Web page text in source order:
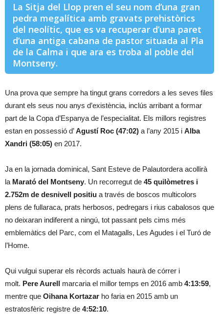
La Sitja del Llop pren el seu nom d’una gran
pedra megalítica amb gravats prehistòrics
del neolític, que es va recuperar d’una paret
d’una antiga cabana de pastor situada al Pla
de la Calma i que ara es troba al poble del
Montseny.
Una prova que sempre ha tingut grans corredors a les seves files
durant els seus nou anys d’existència, inclús arribant a formar
part de la Copa d’Espanya de l’especialitat. Els millors registres
estan en possessió d’Agustí Roc (47:02) a l’any 2015 i Alba
Xandri (58:05) en 2017.
Ja en la jornada dominical, Sant Esteve de Palautordera acollirà
la Marató del Montseny. Un recorregut de 45 quilòmetres i
2.752m de desnivell positiu a través de boscos multicolors
plens de fullaraca, prats herbosos, pedregars i rius cabalosos que
no deixaran indiferent a ningú, tot passant pels cims més
emblemàtics del Parc, com el Matagalls, Les Agudes i el Turó de
l’Home.
Qui vulgui superar els rècords actuals haurà de córrer i
molt. Pere Aurell marcaria el millor temps en 2016 amb 4:13:59,
mentre que Oihana Kortazar ho faria en 2015 amb un
estratosfèric registre de 4:52:10.